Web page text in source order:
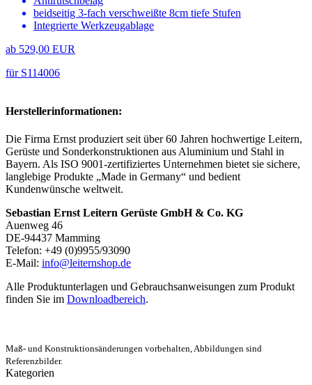
beidseitig 3-fach verschweißte 8cm tiefe Stufen
Integrierte Werkzeugablage
ab 529,00 EUR
für S114006
Herstellerinformationen:
Die Firma Ernst produziert seit über 60 Jahren hochwertige Leitern,
Gerüste und Sonderkonstruktionen aus Aluminium und Stahl in
Bayern. Als ISO 9001-zertifiziertes Unternehmen bietet sie sichere,
langlebige Produkte „Made in Germany“ und bedient
Kundenwünsche weltweit.
Sebastian Ernst Leitern Gerüste GmbH & Co. KG
Auenweg 46
DE-94437 Mamming
Telefon: +49 (0)9955/93090
E-Mail: info@leiternshop.de
Alle Produktunterlagen und Gebrauchsanweisungen zum Produkt
finden Sie im Downloadbereich.
Maß- und Konstruktionsänderungen vorbehalten, Abbildungen sind
Referenzbilder.
Kategorien